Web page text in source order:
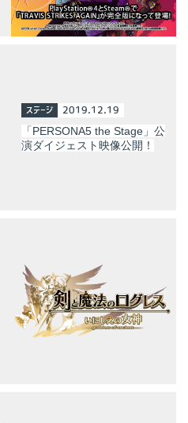
ステージ 2019.12.19
「PERSONA5 the Stage」公
演ダイジェスト映像公開！